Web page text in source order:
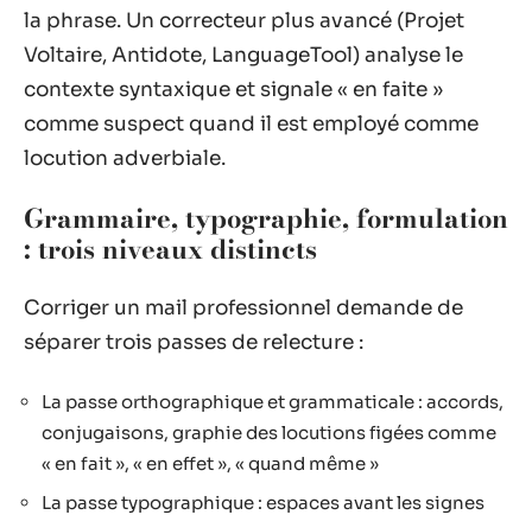
la phrase. Un correcteur plus avancé (Projet
Voltaire, Antidote, LanguageTool) analyse le
contexte syntaxique et signale « en faite »
comme suspect quand il est employé comme
locution adverbiale.
Grammaire, typographie, formulation
: trois niveaux distincts
Corriger un mail professionnel demande de
séparer trois passes de relecture :
La passe orthographique et grammaticale : accords,
conjugaisons, graphie des locutions figées comme
« en fait », « en effet », « quand même »
La passe typographique : espaces avant les signes